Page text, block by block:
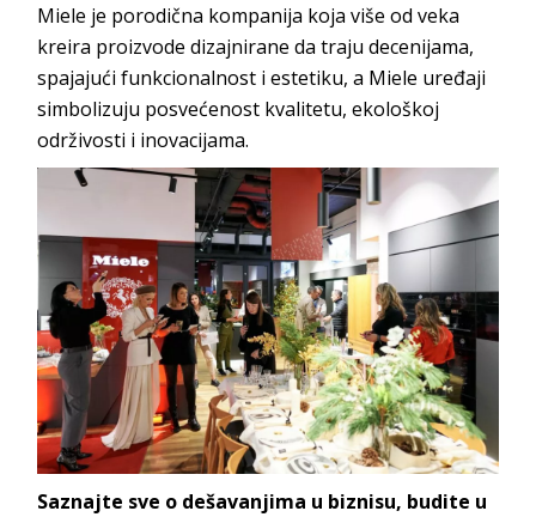
Miele je porodična kompanija koja više od veka
kreira proizvode dizajnirane da traju decenijama,
spajajući funkcionalnost i estetiku, a Miele uređaji
simbolizuju posvećenost kvalitetu, ekološkoj
održivosti i inovacijama.
Saznajte sve o dešavanjima u biznisu, budite u